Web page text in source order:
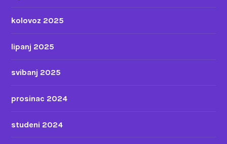
kolovoz 2025
lipanj 2025
svibanj 2025
prosinac 2024
studeni 2024